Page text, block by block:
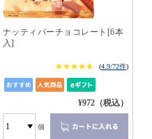
ナッティバーチョコレート[6本
入]
★★★★★
★★★★★ (4.9/72件)
¥972（税込）
個